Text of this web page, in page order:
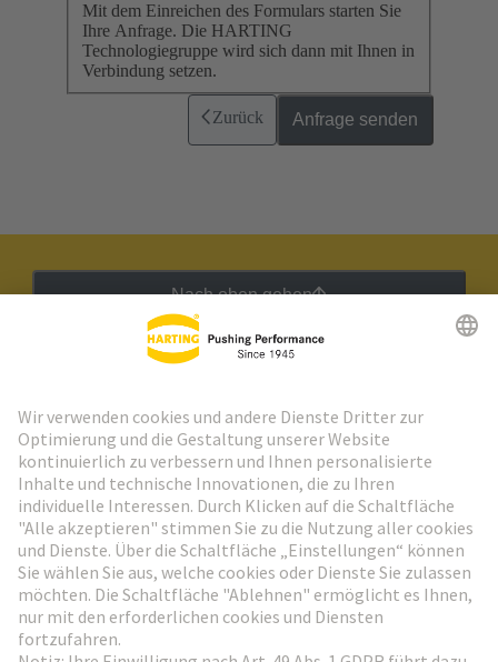
Mit dem Einreichen des Formulars starten Sie
Ihre Anfrage. Die HARTING
Technologiegruppe wird sich dann mit Ihnen in
Verbindung setzen.
Zurück Anfrage senden
Nach oben gehen
Weiter zur Anmeldung
Social Media